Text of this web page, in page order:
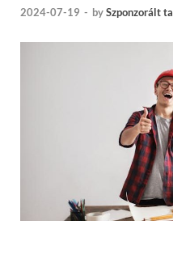
2024-07-19 - bySzponzorált